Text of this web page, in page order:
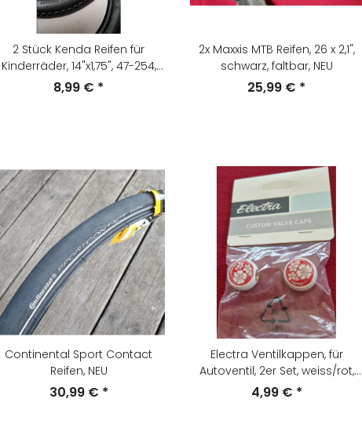
2 Stück Kenda Reifen für
Kinderräder, 14"x1,75", 47-254,
Paarpreis, NEU
8,99 € *
2x Maxxis MTB Reifen, 26 x 2,1",
schwarz, faltbar, NEU
25,99 € *
Continental Sport Contact
Reifen, NEU
30,99 € *
Electra Ventilkappen, für
Autoventil, 2er Set, weiss/rot,
NEU
4,99 € *